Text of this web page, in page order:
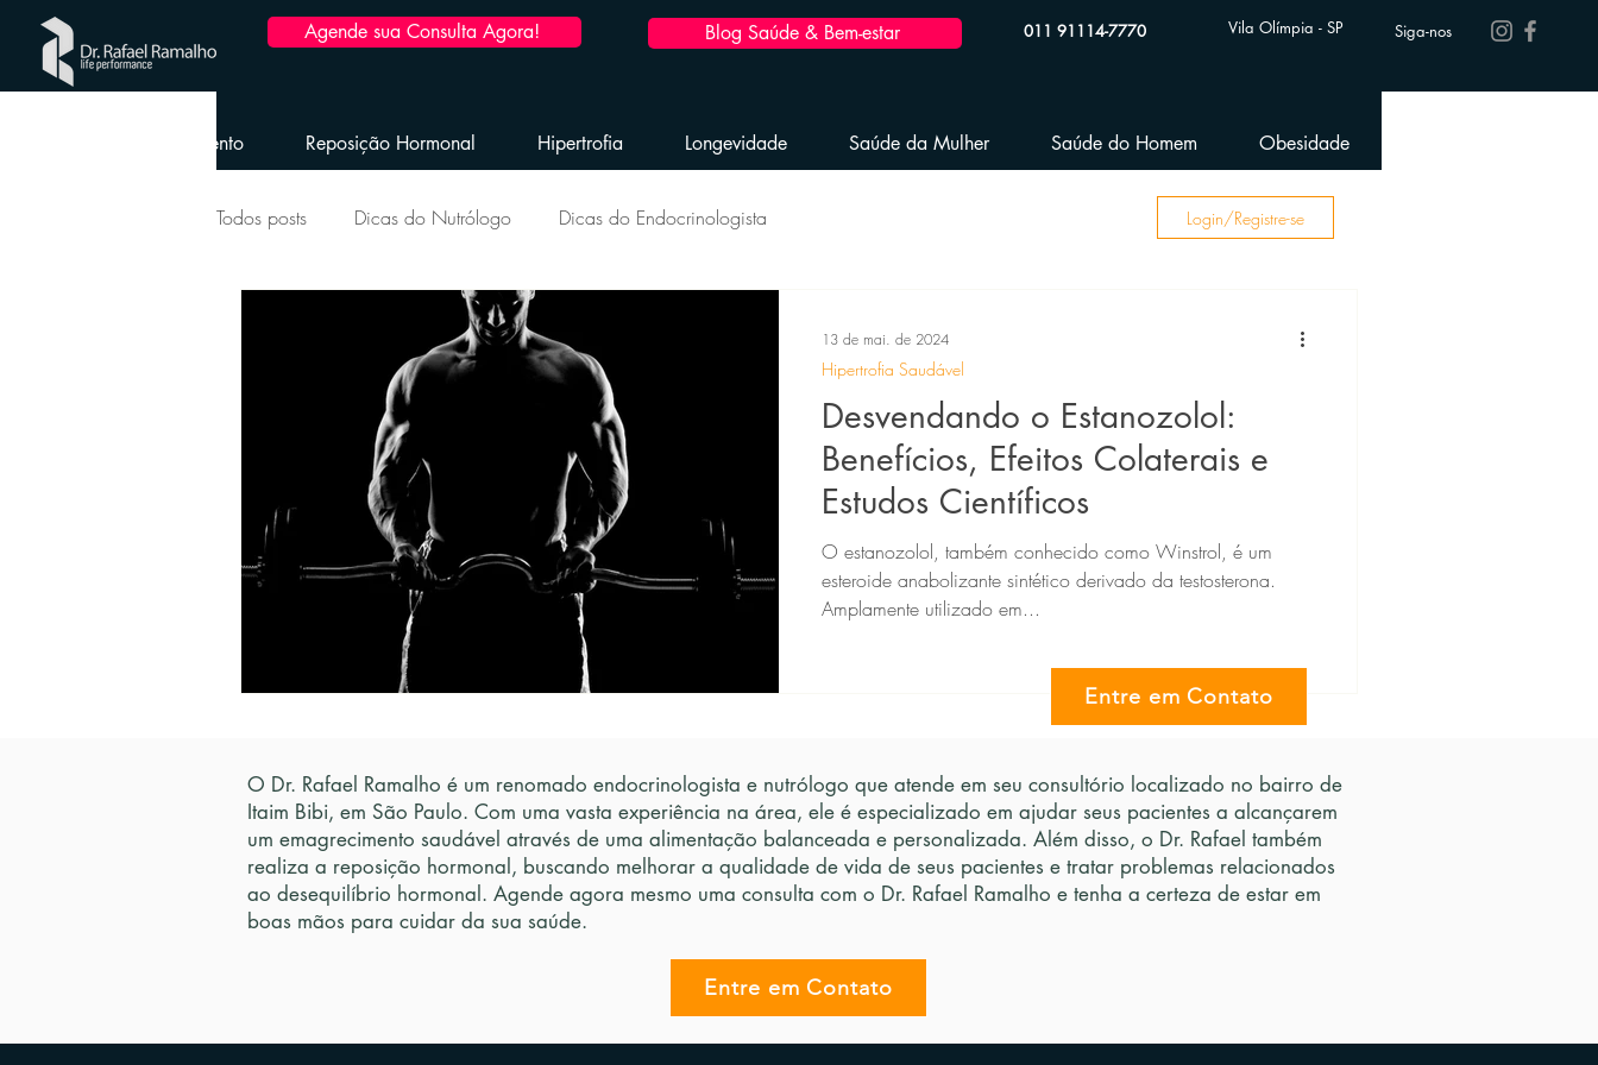
Agende sua Consulta Agora! Blog Saúde & Bem-estar 011 91114-7770 Vila Olímpia - SP Siga-nos
Emagrecimento Reposição Hormonal Hipertrofia Longevidade Saúde da Mulher Saúde do Homem Obesidade
Todos posts Dicas do Nutrólogo Dicas do Endocrinologista
Longevidade Envelhecimento Saudável
Saúde da Mulher Reposição Hormonal Masculina Emagrecimento Saudável
Obesidade e dicas pós-bariátrica Performance Esportiva
Login/Registre-se
Desvendando o Estanozolol:
Benefícios, Efeitos Colaterais e
Estudos Científicos
O estanozolol, também conhecido como Winstrol, é um
esteroide anabolizante sintético derivado da testosterona.
Amplamente utilizado em...
Hipertrofia Saudável
13 de mai. de 2024
Entre em Contato
O Dr. Rafael Ramalho é um renomado endocrinologista e nutrólogo que atende em seu consultório localizado no bairro de
Itaim Bibi, em São Paulo. Com uma vasta experiência na área, ele é especializado em ajudar seus pacientes a alcançarem
um emagrecimento saudável através de uma alimentação balanceada e personalizada. Além disso, o Dr. Rafael também
realiza a reposição hormonal, buscando melhorar a qualidade de vida de seus pacientes e tratar problemas relacionados
ao desequilíbrio hormonal. Agende agora mesmo uma consulta com o Dr. Rafael Ramalho e tenha a certeza de estar em
boas mãos para cuidar da sua saúde.
Entre em Contato